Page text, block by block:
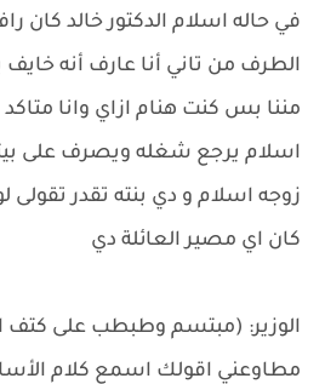
في حاله اسلام الدكتور خالد كان
الطرف من تاني أنا عارف أنه
مننا بس كنت هنام ازاي وانا
اسلام يرجع شغله ويصرف على
زوجه اسلام و دي بنته تقدر تقولى
كان اي مصير العائلة دي
الوزير: (مبتسم وطبطب على
مطاوعني اقولك اسمع كلام